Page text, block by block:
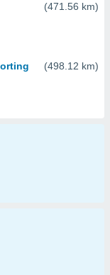
(471.56 km)
(498.12 km)